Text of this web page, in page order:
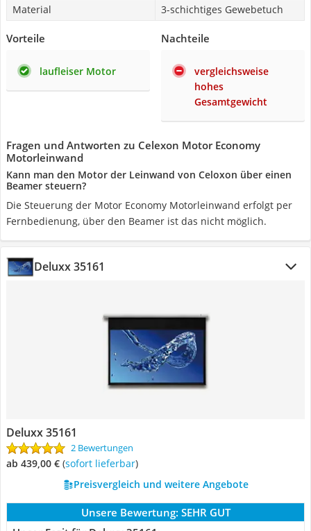
Material
3-schichtiges Gewebetuch
Vorteile
laufleiser Motor
Nachteile
vergleichsweise
hohes
Gesamtgewicht
Fragen und Antworten zu Celexon Motor Economy
Motorleinwand
Kann man den Motor der Leinwand von Celoxon über einen
Beamer steuern?
Die Steuerung der Motor Economy Motorleinwand erfolgt per
Fernbedienung, über den Beamer ist das nicht möglich.
Deluxx 35161
Deluxx 35161
2 Bewertungen
ab 439,00 € ( Sofort lieferbar)
Preisvergleich und weitere Angebote
Unsere Bewertung: SEHR GUT